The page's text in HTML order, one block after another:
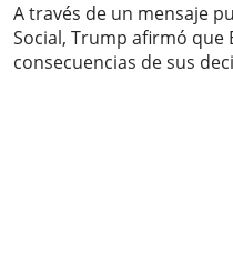
A través de un mensaje
Social, Trump afirmó que
consecuencias de sus